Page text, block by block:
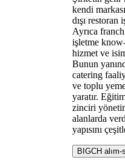
kendi
dışı restoran
Ayrıca
işletme
hizmet ve
Bunun
catering
ve toplu
yaratır.
zinciri
alanlarda
yapısını
BIGCH alım-